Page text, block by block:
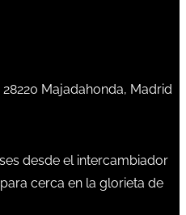
28220 Majadahonda, Madrid
desde el intercambiador
para cerca en la glorieta de